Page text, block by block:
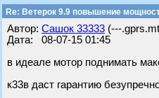
Re: Ветерок 9.9 повышение
Автор: Сашок 33333 (---
Дата: 08-07-15 01:45
в идеале мотор поднимать
к33в даст гарантию